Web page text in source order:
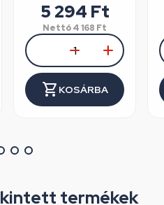
5 294 Ft
Nettó4 168 Ft
KOSÁRBA
termékek